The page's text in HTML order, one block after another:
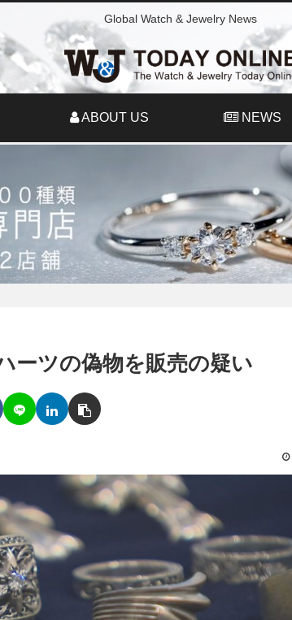
Global Watch & Jewelry News
ABOUT US NEWS
ーツの偽物を販売の疑い